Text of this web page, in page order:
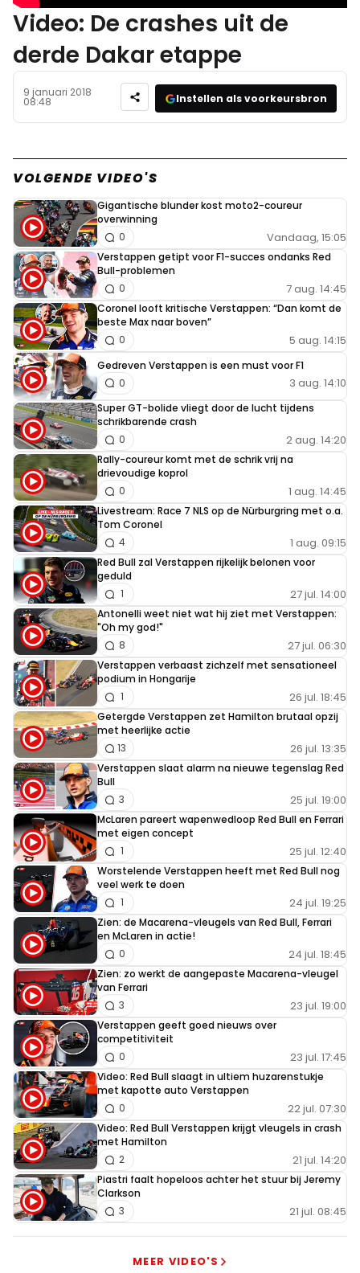
Video: De crashes uit de
derde Dakar etappe
9 januari 2018
08:48 Instellen als voorkeursbron
VOLGENDE VIDEO'S
Gigantische blunder kost moto2-coureur
overwinning
Vandaag, 15:05
0
Verstappen getipt voor F1-succes ondanks Red
Bull-problemen
7 aug. 14:45
0
Coronel looft kritische Verstappen: “Dan komt de
beste Max naar boven”
5 aug. 14:15
0
Gedreven Verstappen is een must voor F1
3 aug. 14:10
0
Super GT-bolide vliegt door de lucht tijdens
schrikbarende crash
2 aug. 14:20
0
Rally-coureur komt met de schrik vrij na
drievoudige koprol
1 aug. 14:45
0
Livestream: Race 7 NLS op de Nürburgring met o.a.
Tom Coronel
1 aug. 09:15
4
Red Bull zal Verstappen rijkelijk belonen voor
geduld
27 jul. 14:00
1
Antonelli weet niet wat hij ziet met Verstappen:
"Oh my god!"
27 jul. 06:30
8
Verstappen verbaast zichzelf met sensationeel
podium in Hongarije
26 jul. 18:45
1
Getergde Verstappen zet Hamilton brutaal opzij
met heerlijke actie
26 jul. 13:35
13
Verstappen slaat alarm na nieuwe tegenslag Red
Bull
25 jul. 19:00
3
McLaren pareert wapenwedloop Red Bull en Ferrari
met eigen concept
25 jul. 12:40
1
Worstelende Verstappen heeft met Red Bull nog
veel werk te doen
24 jul. 19:25
1
Zien: de Macarena-vleugels van Red Bull, Ferrari
en McLaren in actie!
24 jul. 18:45
0
Zien: zo werkt de aangepaste Macarena-vleugel
van Ferrari
23 jul. 19:00
3
Verstappen geeft goed nieuws over
competitiviteit
23 jul. 17:45
0
Video: Red Bull slaagt in ultiem huzarenstukje
met kapotte auto Verstappen
22 jul. 07:30
0
Video: Red Bull Verstappen krijgt vleugels in crash
met Hamilton
21 jul. 14:20
2
Piastri faalt hopeloos achter het stuur bij Jeremy
Clarkson
21 jul. 08:45
3
MEER VIDEO'S